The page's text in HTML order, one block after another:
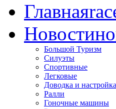
Главная
Новости
Большой Туризм
Силуэты
Спортивные
Легковые
Доводка и настройка
Ралли
Гоночные машины